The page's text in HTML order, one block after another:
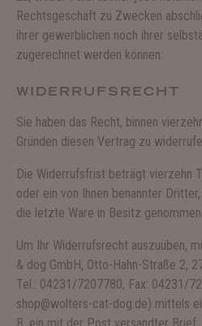
Rechtsgeschäft zu Zwecken
ihrer gewerblichen noch ihrer
zugerechnet werden können:
WIDERRUFSRECHT
Sie haben das Recht, binnen
Gründen diesen Vertrag zu
Die Widerrufsfrist beträgt vierzehn
oder ein von Ihnen benannter
die letzte Ware in Besitz
Um Ihr Widerrufsrecht auszuüben,
& dog GmbH, Otto-Hahn-Straße 2,
Tel.: 04231/7207780, Fax: 04231/
shop@wolters-cat-dog.de) mittels